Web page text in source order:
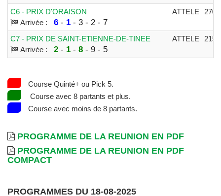
C6 - PRIX D'ORAISON
Arrivée :
6- 1 - 3 - 2 - 7
ATTELE
C7 - PRIX DE SAINT-ETIENNE-DE-TINEE
Arrivée :
2- 1 - 8- 9 - 5
ATTELE
Course Quinté+ ou Pick 5.
Course avec 8 partants et plus.
Course avec moins de 8 partants.
PROGRAMME DE LA REUNION EN PDF
PROGRAMME DE LA REUNION EN PDF
COMPACT
PROGRAMMES DU 18-08-2025